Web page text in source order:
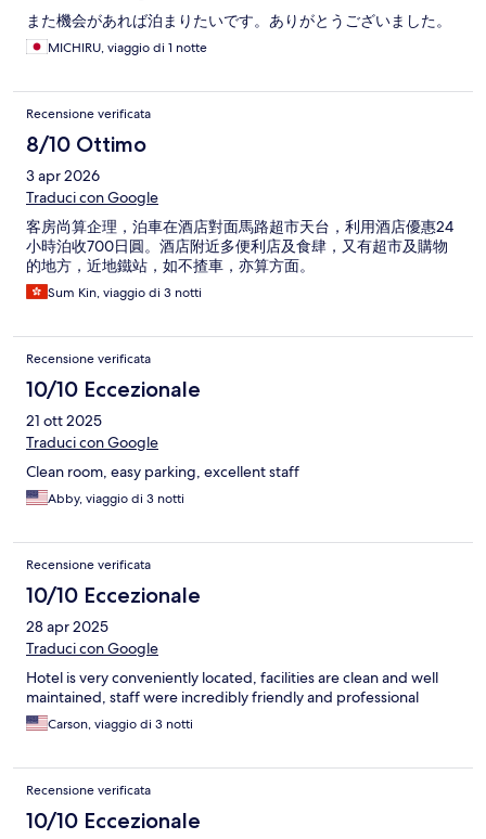
また機会があれば泊まりたいです。ありがとうございました。
MICHIRU, viaggio di 1 notte
Recensione verificata
8/10 Ottimo
3 apr 2026
Traduci con Google
客房尚算企理，泊車在酒店對面馬路超市天台，利用酒店優惠24
小時泊收700日圓。酒店附近多便利店及食肆，又有超市及購物
的地方，近地鐵站，如不揸車，亦算方面。
Sum Kin, viaggio di 3 notti
Recensione verificata
10/10 Eccezionale
21 ott 2025
Traduci con Google
Clean room, easy parking, excellent staff
Abby, viaggio di 3 notti
Recensione verificata
10/10 Eccezionale
28 apr 2025
Traduci con Google
Hotel is very conveniently located, facilities are clean and well
maintained, staff were incredibly friendly and professional
Carson, viaggio di 3 notti
Recensione verificata
10/10 Eccezionale